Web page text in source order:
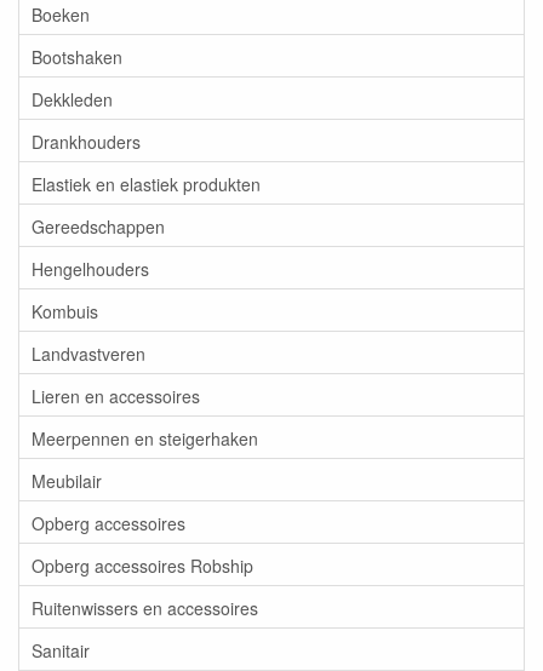
Boeken
Bootshaken
Dekkleden
Drankhouders
Elastiek en elastiek produkten
Gereedschappen
Hengelhouders
Kombuis
Landvastveren
Lieren en accessoires
Meerpennen en steigerhaken
Meubilair
Opberg accessoires
Opberg accessoires Robship
Ruitenwissers en accessoires
Sanitair